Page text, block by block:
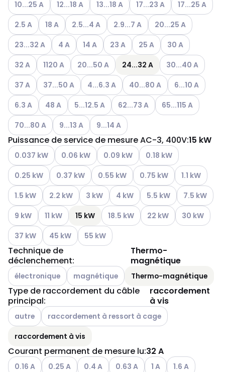
10...25 A 12...18 A 13...18 A 17...23 A
17...25 A
Autres variantes (combinaison actuelle impossible)
2.5 A Autres variantes (combinaison actuelle impossible)
18 A Autres variantes (combinaison actuelle
2.5...4 A Autres variantes (combinaison
2.9...7 A Autres variantes
20...25 A
Autres variantes (combinaison actuelle impossible)
23...32 A Autres variantes (combinaison actuelle
4 A Autres variantes (combinaison actuelle
14 A Autres variantes (combinaison
23 A Autres variantes
25 A Autres variantes
30 A
Autres variantes (combinaison actuelle impossible)
32 A Autres variantes (combinaison actuelle impossible)
1120 A Autres variantes (combinaison actuelle
20...50 A 24...32 A Autres variantes
30...40 A
Autres variantes (combinaison actuelle impossible)
37 A Autres variantes (combinaison actuelle impossible)
37...50 A Autres variantes (combinaison actuelle
4...6.3 A Autres variantes
40...80 A Autres
6...10 A
Autres variantes (combinaison actuelle impossible)
6.3 A Autres variantes (combinaison actuelle impossible)
48 A Autres variantes (combinaison actuelle
5...12.5 A Autres variantes (combinaison
62...73 A Autres variantes
65...115 A
Autres variantes (combinaison actuelle impossible)
70...80 A Autres variantes (combinaison actuelle
9...13 A Autres variantes (combinaison
9...14 A
Puissance de service de mesure AC-3, 400V:15 kW
Autres variantes (combinaison actuelle impossible)
0.037 kW Autres variantes (combinaison actuelle
0.06 kW Autres variantes (combinaison
0.09 kW Autres variantes
0.18 kW
Autres variantes (combinaison actuelle impossible)
0.25 kW Autres variantes (combinaison actuelle
0.37 kW Autres variantes (combinaison
0.55 kW Autres variantes
0.75 kW Autres
1.1 kW
Autres variantes (combinaison actuelle impossible)
1.5 kW Autres variantes (combinaison actuelle impossible)
2.2 kW Autres variantes (combinaison actuelle
3 kW Autres variantes (combinaison
4 kW Autres variantes
5.5 kW Autres
7.5 kW
Autres variantes (combinaison actuelle impossible)
9 kW Autres variantes (combinaison actuelle impossible)
11 kW 15 kW Autres variantes (combinaison
18.5 kW Autres variantes
22 kW Autres
30 kW
Autres variantes (combinaison actuelle impossible)
37 kW Autres variantes (combinaison actuelle impossible)
45 kW Autres variantes (combinaison actuelle
55 kW
Technique de
déclenchement:
Thermo-
magnétique
Autres variantes (combinaison actuelle impossible)
électronique Autres variantes (combinaison actuelle
magnétique Thermo-magnétique
Type de raccordement du câble
principal:
raccordement
à vis
Autres variantes (combinaison actuelle impossible)
autre Autres variantes (combinaison actuelle impossible)
raccordement à ressort à cage
raccordement à vis
Courant permanent de mesure lu:32 A
Autres variantes (combinaison actuelle impossible)
0.16 A Autres variantes (combinaison actuelle impossible)
0.25 A Autres variantes (combinaison actuelle
0.4 A Autres variantes (combinaison
0.63 A Autres variantes
1 A Autres
1.6 A